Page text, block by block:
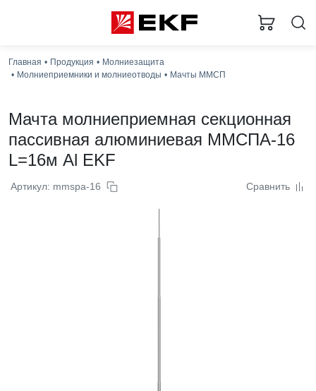
Главная Продукция
Молниезащита
Молниеприемники и молниеотводы
Мачты ММСП
Мачта молниеприемная секционная
пассивная алюминиевая ММСПА-16
L=16м Al EKF
Артикул: mmspa-16 Сравнить